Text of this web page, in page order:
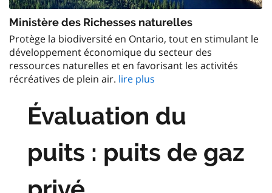
Ministère des Richesses naturelles
Protège la biodiversité en Ontario, tout en stimulant le
développement économique du secteur des
ressources naturelles et en favorisant les activités
récréatives de plein air. lire plus
Évaluation du
puits : puits de gaz